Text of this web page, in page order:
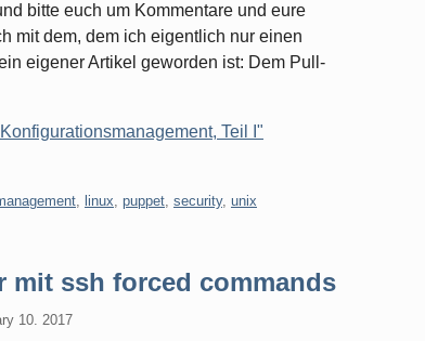
bitte euch um Kommentare und eure
mit dem, dem ich eigentlich nur einen
eigener Artikel geworden ist: Dem Pull-
Teil I"
, linux, puppet, security, unix
mit ssh forced commands
10. 2017